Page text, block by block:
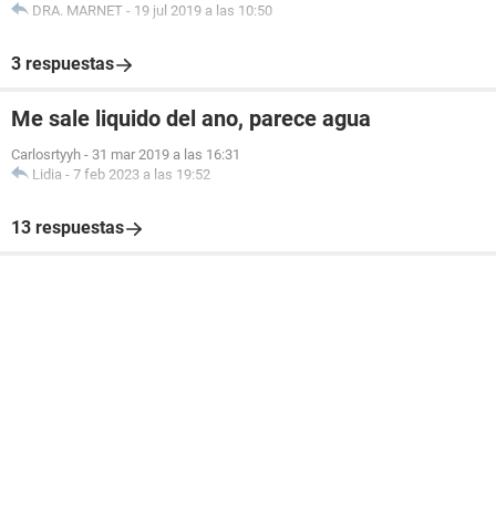
DRA. MARNET - 19 jul 2019 a las 10:50
3 respuestas
Me sale liquido del ano, parece agua
Carlosrtyyh - 31 mar 2019 a las 16:31
Lidia - 7 feb 2023 a las 19:52
13 respuestas